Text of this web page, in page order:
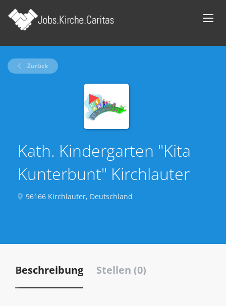
Zurück
Kath. Kindergarten "Kita
Kunterbunt" Kirchlauter
96166 Kirchlauter, Deutschland
Beschreibung Stellen (0)